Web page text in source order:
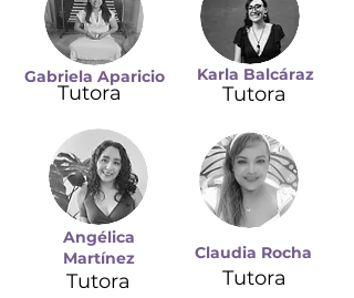
Gabriela Aparicio
Tutora
Angélica
Martínez
Tutora
Karla Balcáraz
Tutora
Claudia Rocha
Tutora